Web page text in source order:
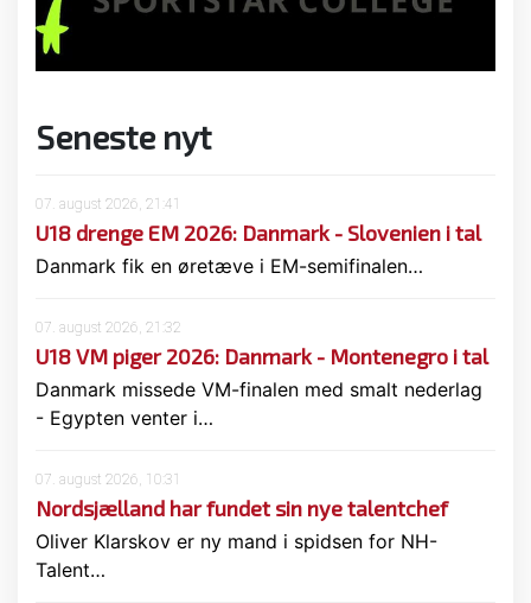
Seneste nyt
07. august 2026, 21:41
U18 drenge EM 2026: Danmark - Slovenien i tal
Danmark fik en øretæve i EM-semifinalen…
07. august 2026, 21:32
U18 VM piger 2026: Danmark - Montenegro i tal
Danmark missede VM-finalen med smalt nederlag
- Egypten venter i…
07. august 2026, 10:31
Nordsjælland har fundet sin nye talentchef
Oliver Klarskov er ny mand i spidsen for NH-
Talent…